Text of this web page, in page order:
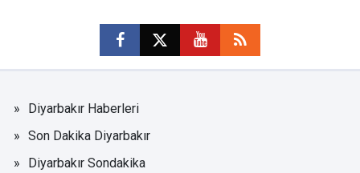
Diyarbakır Haberleri
Son Dakika Diyarbakır
Diyarbakır Sondakika